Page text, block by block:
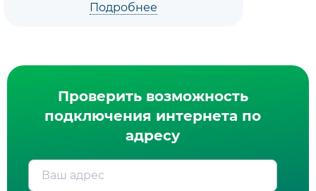
Подробнее
Проверить возможность
подключения интернета по
адресу
Ваш адрес